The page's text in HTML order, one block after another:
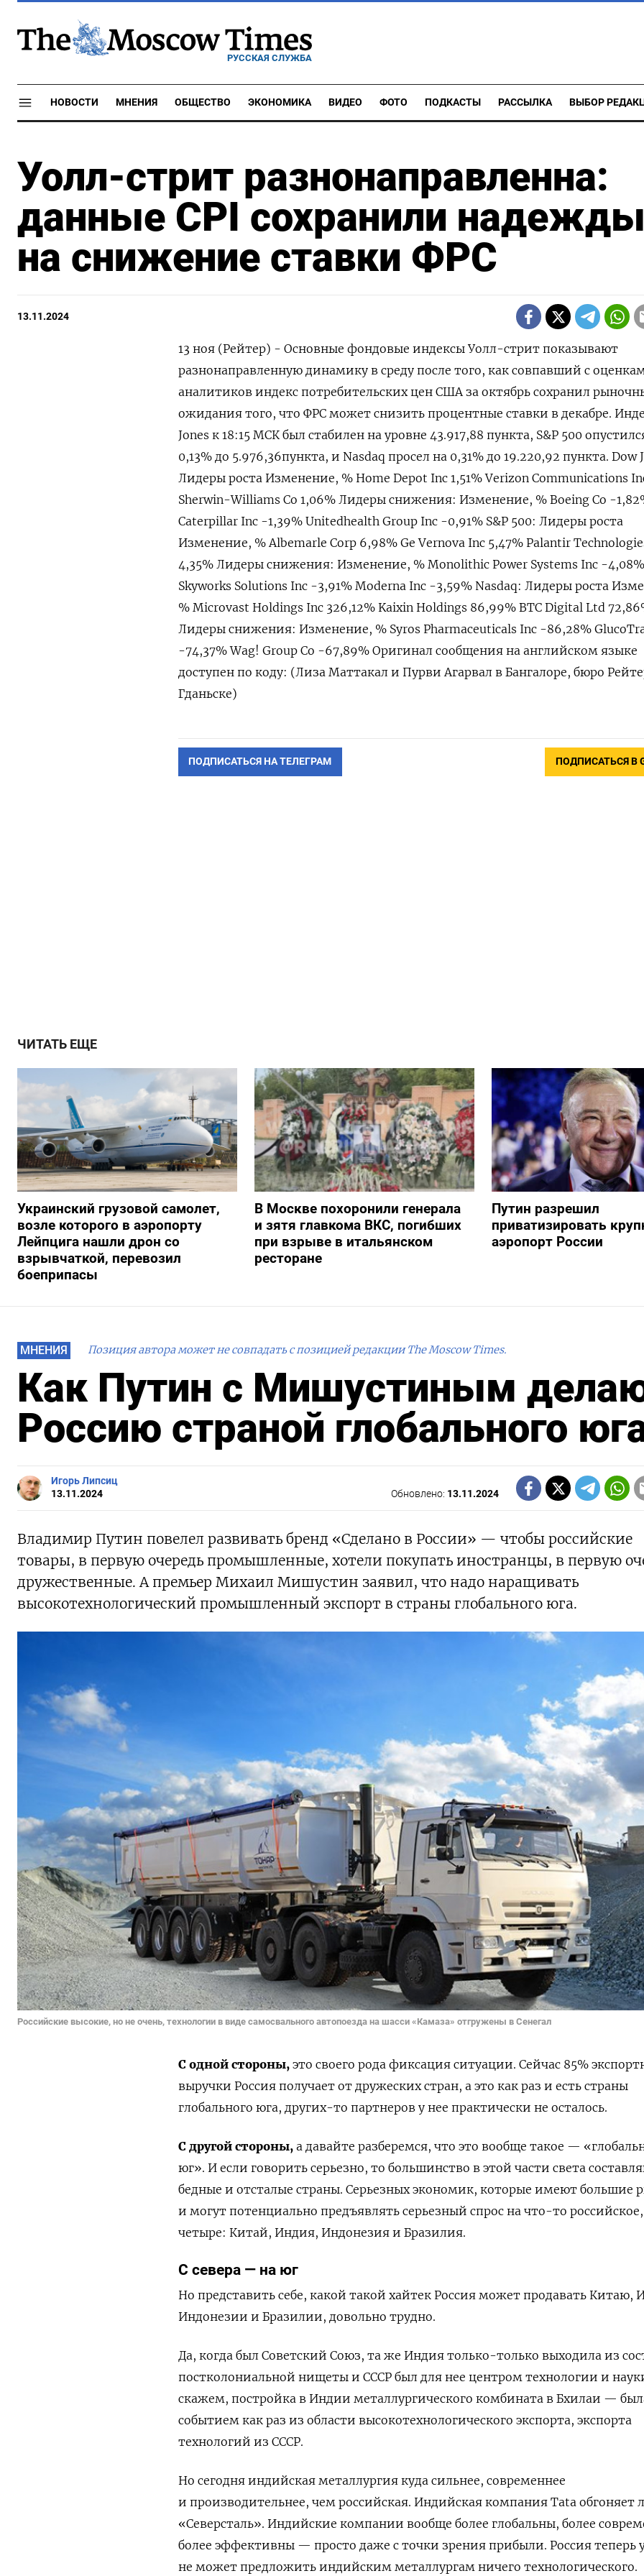
РУССКАЯ СЛУЖБА
НОВОСТИ МНЕНИЯ ОБЩЕСТВО ЭКОНОМИКА ВИДЕО ФОТО ПОДКАСТЫ РАССЫЛКА ВЫБОР
Уолл-стрит разнонаправленна:
данные CPI сохранили надежды
на снижение ставки ФРС
13.11.2024
13 ноя (Рейтер) - Основные фондовые индексы Уолл-стрит показывают
разнонаправленную динамику в среду после того, как совпавший с
аналитиков индекс потребительских цен США за октябрь сохранил
ожидания того, что ФРС может снизить процентные ставки в декабре.
Jones к 18:15 МСК был стабилен на уровне 43.917,88 пункта, S&P 500
0,13% до 5.976,36​ пункта, и Nasdaq просел на 0,31% до 19.220,92 пункта. Dow
Лидеры роста Изменение, % Home Depot Inc 1,51% Verizon Communications
Sherwin-Williams Co 1,06% Лидеры снижения: Изменение, % Boeing Co -
Caterpillar Inc -1,39% Unitedhealth Group Inc -0,91% S&P 500: Лидеры роста
Изменение, % Albemarle Corp 6,98% Ge Vernova Inc 5,47% Palantir
4,35% Лидеры снижения: Изменение, % Monolithic Power Systems Inc -4,08%
Skyworks Solutions Inc -3,91% Moderna Inc -3,59% Nasdaq: Лидеры роста
% Microvast Holdings Inc 326,12% Kaixin Holdings 86,99% BTC Digital Ltd
Лидеры снижения: Изменение, % Syros Pharmaceuticals Inc -86,28%
-74,37% Wag! Group Co -67,89% Оригинал сообщения на английском языке
доступен по коду: (Лиза Маттакал и Пурви Агарвал в Бангалоре, бюро
Гданьске)
ПОДПИСАТЬСЯ НА ТЕЛЕГРАМ ПОДПИСАТЬСЯ В
ЧИТАТЬ ЕЩЕ
Украинский грузовой самолет,
возле которого в аэропорту
Лейпцига нашли дрон со
взрывчаткой, перевозил
боеприпасы
В Москве похоронили генерала
и зятя главкома ВКС, погибших
при взрыве в итальянском
ресторане
Путин разрешил
приватизировать
аэропорт России
МНЕНИЯ Позиция автора может не совпадать с позицией редакции The Moscow Times.
Как Путин с Мишустиным
Россию страной глобального
Игорь Липсиц
13.11.2024
Обновлено: 13.11.2024
Владимир Путин повелел развивать бренд «Сделано в России» — чтобы российские
товары, в первую очередь промышленные, хотели покупать иностранцы, в первую
дружественные. А премьер Михаил Мишустин заявил, что надо наращивать
высокотехнологический промышленный экспорт в страны глобального юга.
Российские высокие, но не очень, технологии в виде самосвального автопоезда на шасси «Камаза» отгружены в Сенегал
С одной стороны, это своего рода фиксация ситуации. Сейчас 85%
выручки Россия получает от дружеских стран, а это как раз и есть страны
глобального юга, других-то партнеров у нее практически не осталось.
С другой стороны, а давайте разберемся, что это вообще такое —
юг». И если говорить серьезно, то большинство в этой части света
бедные и отсталые страны. Серьезных экономик, которые имеют большие
и могут потенциально предъявлять серьезный спрос на что-то российское,
четыре: Китай, Индия, Индонезия и Бразилия.
С севера — на юг
Но представить себе, какой такой хайтек Россия может продавать Китаю,
Индонезии и Бразилии, довольно трудно.
Да, когда был Советский Союз, та же Индия только-только выходила из
постколониальной нищеты и СССР был для нее центром технологии и
скажем, постройка в Индии металлургического комбината в Бхилаи —
событием как раз из области высокотехнологического экспорта, экспорта
технологий из СССР.
Но сегодня индийская металлургия куда сильнее, современнее
и производительнее, чем российская. Индийская компания Tata обгоняет
«Северсталь». Индийские компании вообще более глобальны, более
более эффективны — просто даже с точки зрения прибыли. Россия теперь
не может предложить индийским металлургам ничего технологического.